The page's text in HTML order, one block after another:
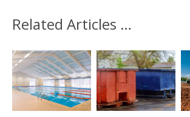
Related Articles …